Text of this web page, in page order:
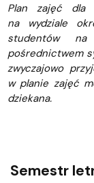
Plan zajęć dla
na wydziale
studentów
pośrednictwem
zwyczajowo
w planie zajęć
dziekana.
Semestr